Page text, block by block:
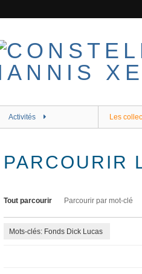
Activités Les
PARCOURIR
Tout parcourir Parcourir par mot-clé
Mots-clés: Fonds Dick Lucas